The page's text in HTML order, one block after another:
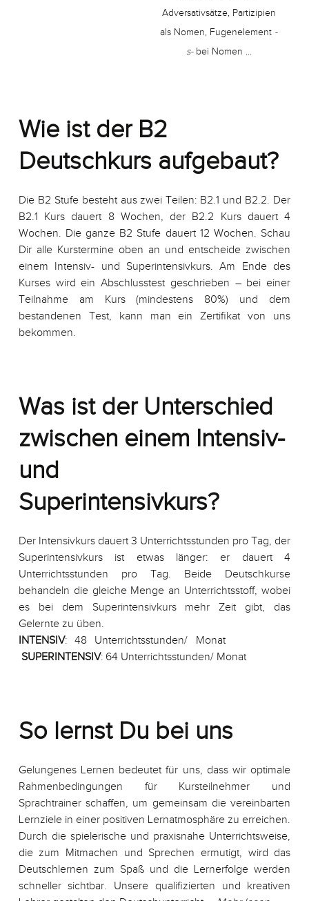
Adversativsätze, Partizipien
als Nomen, Fugenelement -
s-bei Nomen …
Wie ist der B2
Deutschkurs aufgebaut?
Die B2 Stufe besteht aus zwei Teilen: B2.1 und B2.2. Der
B2.1 Kurs dauert 8 Wochen, der B2.2 Kurs dauert 4
Wochen. Die ganze B2 Stufe dauert 12 Wochen. Schau
Dir alle Kurstermine oben an und entscheide zwischen
einem Intensiv- und Superintensivkurs. Am Ende des
Kurses wird ein Abschlusstest geschrieben – bei einer
Teilnahme am Kurs (mindestens 80%) und dem
bestandenen Test, kann man ein Zertifikat von uns
bekommen.
Was ist der Unterschied
zwischen einem Intensiv-
und
Superintensivkurs?
Der Intensivkurs dauert 3 Unterrichtsstunden pro Tag, der
Superintensivkurs ist etwas länger: er dauert 4
Unterrichtsstunden pro Tag. Beide Deutschkurse
behandeln die gleiche Menge an Unterrichtsstoff, wobei
es bei dem Superintensivkurs mehr Zeit gibt, das
Gelernte zu üben.
INTENSIV: 48 Unterrichtsstunden/ Monat
SUPERINTENSIV: 64 Unterrichtsstunden/ Monat
So lernst Du bei uns
Gelungenes Lernen bedeutet für uns, dass wir optimale
Rahmenbedingungen für Kursteilnehmer und
Sprachtrainer schaffen, um gemeinsam die vereinbarten
Lernziele in einer positiven Lernatmosphäre zu erreichen.
Durch die spielerische und praxisnahe Unterrichtsweise,
die zum Mitmachen und Sprechen ermutigt, wird das
Deutschlernen zum Spaß und die Lernerfolge werden
schneller sichtbar. Unsere qualifizierten und kreativen